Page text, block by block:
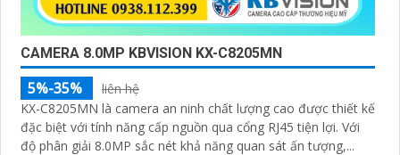
CAMERA 8.0MP KBVISION KX-C8205MN
5%-35%
liên hệ
KX-C8205MN là camera an ninh chất lượng cao được thiết kế
đặc biệt với tính năng cấp nguồn qua cổng RJ45 tiện lợi. Với
độ phân giải 8.0MP sắc nét khả năng quan sát ấn tượng,...